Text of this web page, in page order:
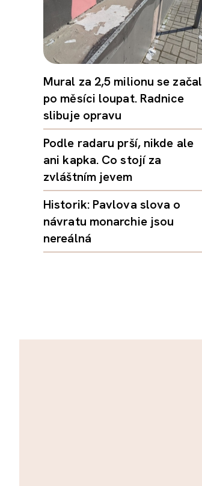
Mural za 2,5 milionu se začal
po měsíci loupat. Radnice
slibuje opravu
Podle radaru prší, nikde ale
ani kapka. Co stojí za
zvláštním jevem
Historik: Pavlova slova o
návratu monarchie jsou
nereálná